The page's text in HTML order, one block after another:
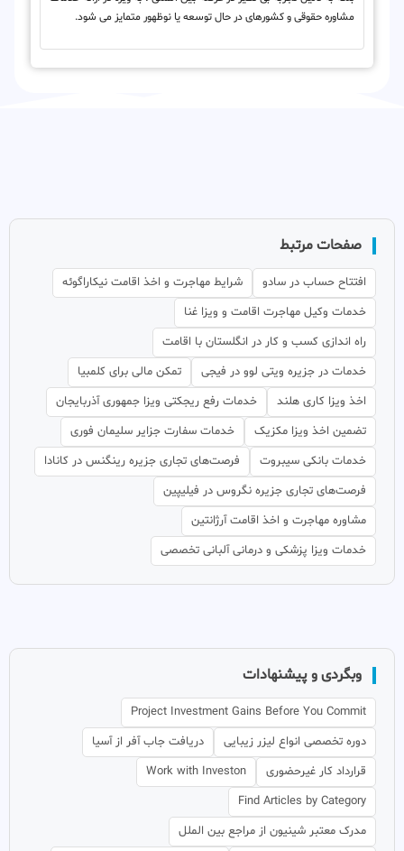
مشاوره حقوقی و کشورهای در حال توسعه یا نوظهور متمایز می شود.
صفحات مرتبط
افتتاح حساب در سادو
شرایط مهاجرت و اخذ اقامت نیکاراگوئه
خدمات وکیل مهاجرت اقامت و ویزا غنا
راه اندازی کسب و کار در انگلستان با اقامت
خدمات در جزیره ویتی لوو در فیجی
تمکن مالی برای کلمبیا
اخذ ویزا کاری هلند
خدمات رفع ریجکتی ویزا جمهوری آذربایجان
تضمین اخذ ویزا مکزیک
خدمات سفارت جزایر سلیمان فوری
خدمات بانکی سیبروت
فرصت‌های تجاری جزیره رینگنس در کانادا
فرصت‌های تجاری جزیره نگروس در فیلیپین
مشاوره مهاجرت و اخذ اقامت آرژانتین
خدمات ویزا پزشکی و درمانی آلبانی تخصصی
وبگردی و پیشنهادات
Project Investment Gains Before You Commit
دوره تخصصی انواع لیزر زیبایی
دریافت جاب آفر از آسیا
قرارداد کار غیرحضوری
Work with Investon
Find Articles by Category
مدرک معتبر شینیون از مراجع بین الملل